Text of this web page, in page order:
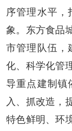
序管理水平，
象。东方食品
市管理队伍，
化、科学化管
导重点建制镇
入、抓改造，
特色鲜明、环